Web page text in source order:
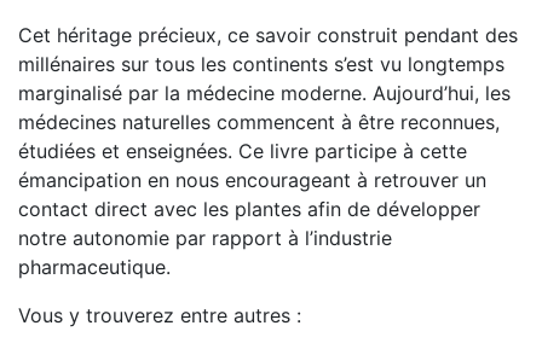
Cet héritage précieux, ce savoir construit pendant des
millénaires sur tous les continents s’est vu longtemps
marginalisé par la médecine moderne. Aujourd’hui, les
médecines naturelles commencent à être reconnues,
étudiées et enseignées. Ce livre participe à cette
émancipation en nous encourageant à retrouver un
contact direct avec les plantes afin de développer
notre autonomie par rapport à l’industrie
pharmaceutique.
Vous y trouverez entre autres :